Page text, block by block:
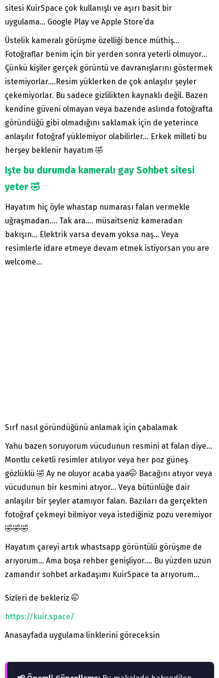
sitesi KuirSpace çok kullanışlı ve aşırı basit bir
uygulama… Google Play ve Apple Store’da
Üstelik kameralı görüşme özelliği bence müthiş…
Fotoğraflar benim için bir yerden sonra yeterli olmuyor…
Çünkü kişiler gerçek görüntü ve davranışlarını göstermek
istemiyorlar….Resim yüklerken de çok anlaşılır şeyler
çekemiyorlar. Bu sadece gizlilikten kaynaklı değil. Bazen
kendine güveni olmayan veya bazende aslında fotoğrafta
göründüğü gibi olmadığını saklamak için de yeterince
anlaşılır fotoğraf yüklemiyor olabilirler… Erkek milleti bu
herşey beklenir hayatım 🤣
Işte bu durumda kameralı gay Sohbet sitesi
yeter 🤣
Hayatım hiç öyle whastap numarası falan vermekle
uğraşmadan…. Tak ara…. müsaitseniz kameradan
bakışın… Elektrik varsa devam yoksa naş… Veya
resimlerle idare etmeye devam etmek istiyorsan you are
welcome…
Sırf nasıl göründüğünü anlamak için çabalamak
Yahu bazen soruyorum vücudunun resmini at falan diye…
Montlu ceketli resimler atılıyor veya her poz güneş
gözlüklü 🤣 Ay ne oluyor acaba yaa🤭 Bacağını atıyor veya
vücudunun bir kesmini atıyor… Veya bütünlüğe dair
anlaşılır bir şeyler atamıyor falan. Bazıları da gerçekten
fotoğraf çekmeyi bilmiyor veya istediğiniz pozu veremiyor
🤣🤣🤣
Hayatım çareyi artık whastsapp görüntülü görüşme de
arıyorum… Ama boşa rehber genişliyor…. Bu yüzden uzun
zamandır sohbet arkadaşımı KuirSpace ta arıyorum…
Sizleri de bekleriz 🤭
https://kuir.space/
Anasayfada uygulama linklerini göreceksin